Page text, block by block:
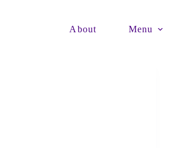
About Menu